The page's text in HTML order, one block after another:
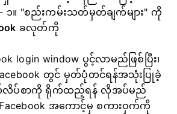
။ "စည်းကမ်းသတ်မှတ်ချက်များ" ကို
ခလုတ်ကို
login window ပွင့်လာမည်ဖြစ်ပြီး၊
တွင် မှတ်ပုံတင်ရန်အသုံးပြုခဲ့
လိပ်စာကို ရိုက်ထည့်ရန် လိုအပ်မည်
အကောင့်မှ စကားဝှက်ကို